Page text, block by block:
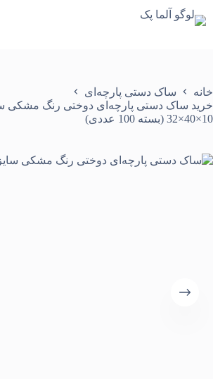
به
خانه
ساک دستی پارچه‌ای
خرید ساک دستی پارچه‌ای دوختی رنگ مشکی
10×40×32 (بسته 100 عددی)